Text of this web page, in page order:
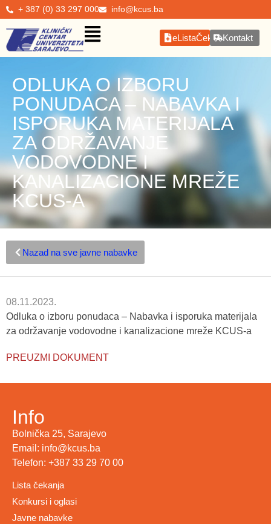
+ 387 (0) 33 297 000 info@kcus.ba
eListaČekanjaKontakt
ODLUKA O IZBORU
PONUDACA – NABAVKA I
ISPORUKA MATERIJALA
ZA ODRŽAVANJE
VODOVODNE I
KANALIZACIONE MREŽE
KCUS-A
Nazad na sve javne nabavke
08.11.2023.
Odluka o izboru ponudaca – Nabavka i isporuka materijala
za održavanje vodovodne i kanalizacione mreže KCUS-a
PREUZMI DOKUMENT
Info
Bolnička 25, Sarajevo
Email: info@kcus.ba
Telefon: +387 33 29 70 00
Lista čekanja
Konkursi i oglasi
Javne nabavke